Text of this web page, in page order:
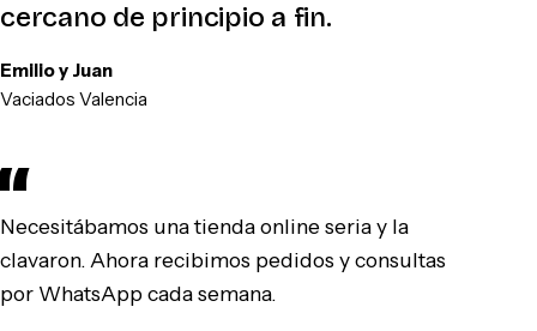
cercano de principio a fin.
Emilio y Juan
Vaciados Valencia
Necesitábamos una tienda online seria y la
clavaron. Ahora recibimos pedidos y consultas
por WhatsApp cada semana.